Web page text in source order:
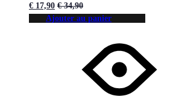
€ 17,90 €34,90
Ajouter au panier